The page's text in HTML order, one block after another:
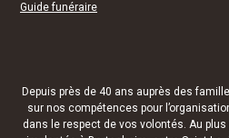
Guide funéraire
Depuis près de 40 ans auprès des
sur nos compétences pour
dans le respect de vos volontés. Au